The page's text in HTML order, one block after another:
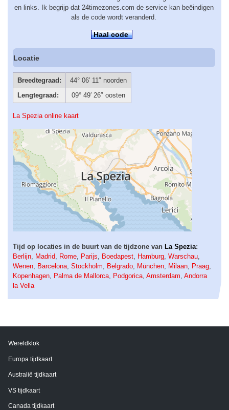
en links. Ik begrijp dat 24timezones.com de service kan beëindigen
als de code wordt veranderd.
Haal code
Locatie
Breedtegraad:
44° 06′ 11″ noorden
Lengtegraad:
09° 49′ 26″ oosten
La Spezia online kaart
Tijd op locaties in de buurt van de tijdzone van La Spezia:
Berlijn
Madrid Rome Parijs Boedapest Hamburg Warschau
Wenen
Barcelona Stockholm Belgrado München Milaan Praag
Kopenhagen
Palma de Mallorca Podgorica Amsterdam Andorra
la Vella
Wereldklok
Europa tijdkaart
Australië tijdkaart
VS tijdkaart
Canada tijdkaart